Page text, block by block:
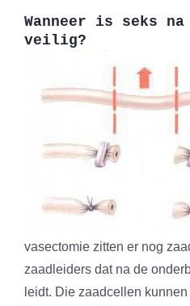
Wanneer is seks
veilig?
vasectomie zitten er nog
zaadleiders dat na de
leidt. Die zaadcellen